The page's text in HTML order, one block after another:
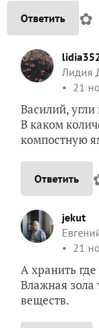
Ответить ✿
Лидия
21
Василий,
В каком
компостную
Ответить
jekut
21
А хранить
Влажная
веществ.